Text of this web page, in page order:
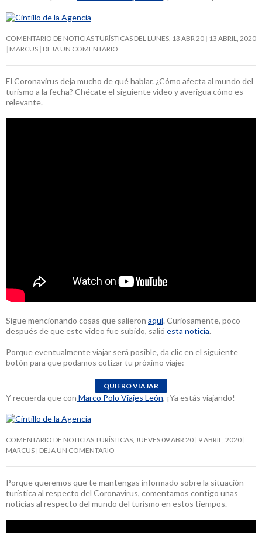
COMENTARIO DE NOTICIAS TURÍSTICAS DEL LUNES, 13 ABR 20
13 ABRIL, 2020
MARCUS DEJA UN COMENTARIO
El Coronavirus deja mucho de qué hablar. ¿Cómo afecta al mundo del
turismo a la fecha? Chécate el siguiente video y averigua cómo es
relevante.
Sigue mencionando cosas que salieron aquí. Curiosamente, poco
después de que este video fue subido, salió esta noticia.
Porque eventualmente viajar será posible, da clic en el siguiente
botón para que podamos cotizar tu próximo viaje:
Y recuerda que con Marco Polo Viajes León, ¡Ya estás viajando!
COMENTARIO DE NOTICIAS TURÍSTICAS, JUEVES 09 ABR 20 9 ABRIL, 2020
MARCUS DEJA UN COMENTARIO
Porque queremos que te mantengas informado sobre la situación
turística al respecto del Coronavirus, comentamos contigo unas
noticias al respecto del mundo del turismo en estos tiempos.